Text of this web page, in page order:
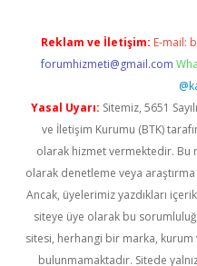
Reklam ve İletişim: E-mail:
forumhizmeti@gmail.com
Yasal Uyarı: Sitemiz, 5651
ve İletişim Kurumu (BTK)
olarak hizmet vermektedir.
olarak denetleme veya
Ancak, üyelerimiz yazdıkları
siteye üye olarak bu
sitesi, herhangi bir marka, kurum
bulunmamaktadır. Sitede